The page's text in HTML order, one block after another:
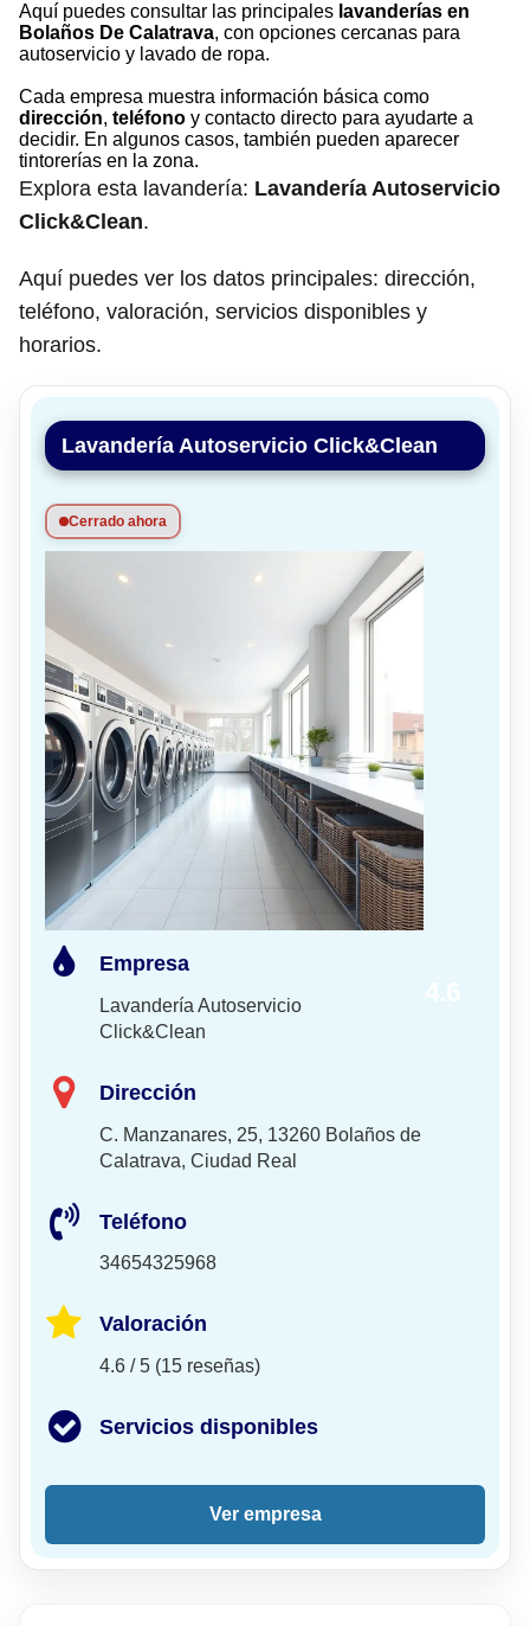
Aquí puedes consultar las principales lavanderías en
Bolaños De Calatrava, con opciones cercanas para
autoservicio y lavado de ropa.
Cada empresa muestra información básica como
dirección, teléfono y contacto directo para ayudarte a
decidir. En algunos casos, también pueden aparecer
tintorerías en la zona.
Explora esta lavandería: Lavandería Autoservicio
Click&Clean.
Aquí puedes ver los datos principales: dirección,
teléfono, valoración, servicios disponibles y
horarios.
Lavandería Autoservicio Click&Clean
Cerrado ahora
Empresa
Lavandería Autoservicio
Click&Clean
Dirección
C. Manzanares, 25, 13260 Bolaños de
Calatrava, Ciudad Real
Teléfono
34654325968
Valoración
4.6 / 5 (15 reseñas)
Servicios disponibles
Ver empresa